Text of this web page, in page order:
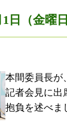
日（金曜日
本間委員長が
記者会見に出
抱負を述べま